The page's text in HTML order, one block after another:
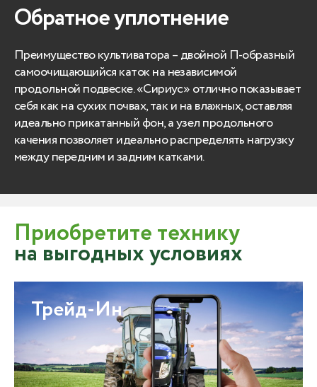
Обратное уплотнение
Преимущество культиватора – двойной П-образный
самоочищающийся каток на независимой
продольной подвеске. «Сириус» отлично показывает
себя как на сухих почвах, так и на влажных, оставляя
идеально прикатанный фон, а узел продольного
качения позволяет идеально распределять нагрузку
между передним и задним катками.
Приобретите технику
на выгодных условиях
Трейд-Ин